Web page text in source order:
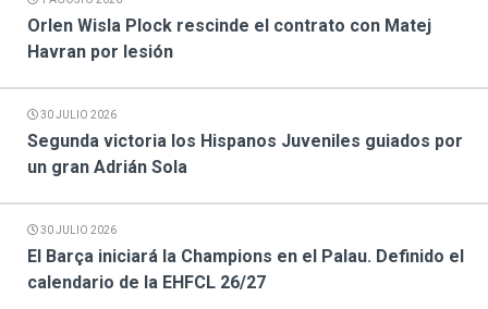
Orlen Wisla Plock rescinde el contrato con Matej
Havran por lesión
30 JULIO 2026
Segunda victoria los Hispanos Juveniles guiados por
un gran Adrián Sola
30 JULIO 2026
El Barça iniciará la Champions en el Palau. Definido el
calendario de la EHFCL 26/27